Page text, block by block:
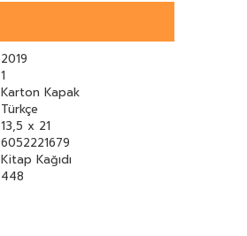
2019
1
Karton Kapak
Türkçe
13,5 x 21
6052221679
Kitap Kağıdı
448